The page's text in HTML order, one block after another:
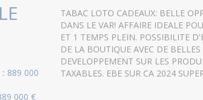
889 000
000 €
TABAC LOTO CADEAUX: BELLE
DANS LE VAR! AFFAIRE IDEALE
ET 1 TEMPS PLEIN. POSSIBILITE
DE LA BOUTIQUE AVEC DE BELLES
DEVELOPPEMENT SUR LES
TAXABLES. EBE SUR CA 2024